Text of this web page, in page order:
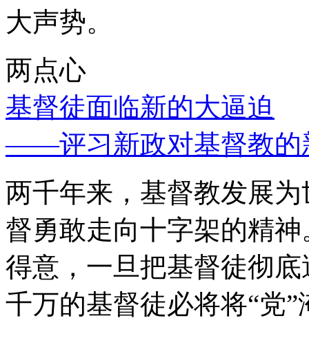
大声势。
两点心
基督徒面临新的大逼迫
——评习新政对基督教的
两千年来，基督教发展
督勇敢走向十字架的精
得意，一旦把基督徒彻
千万的基督徒必将将“党”